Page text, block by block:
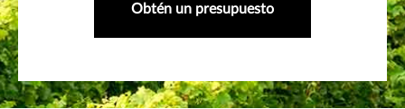
Obtén un presupuesto